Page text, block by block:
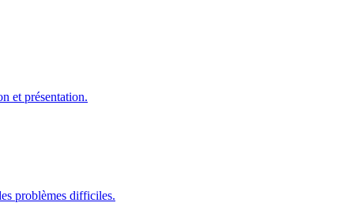
et présentation.
problèmes difficiles.